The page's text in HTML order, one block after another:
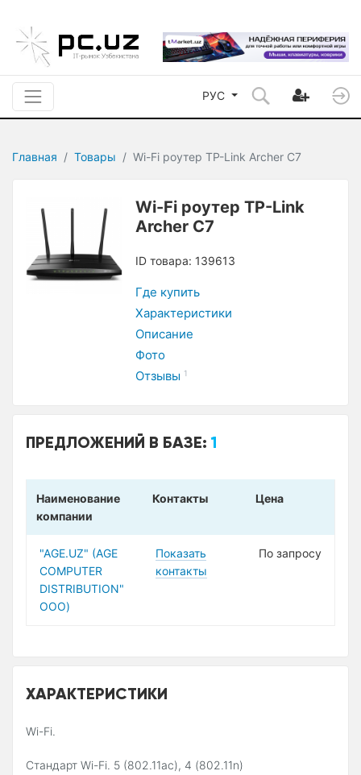
РУС
Главная Товары Wi-Fi роутер TP-Link Archer C7
Wi-Fi роутер TP-Link
Archer C7
ID товара: 139613
Где купить
Характеристики
Описание
Фото
Отзывы 1
ПРЕДЛОЖЕНИЙ В БАЗЕ:1
Наименование
компании
Контакты Цена
"AGE.UZ" (AGE
COMPUTER
DISTRIBUTION"
ООО)
Показать
контакты
По запросу
ХАРАКТЕРИСТИКИ
Wi-Fi.
Стандарт Wi-Fi. 5 (802.11ac), 4 (802.11n)